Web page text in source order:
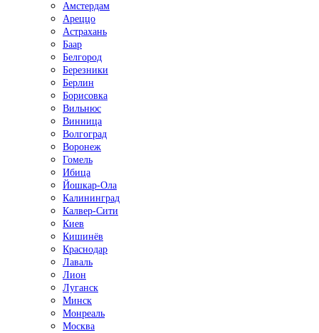
Амстердам
Ареццо
Астрахань
Баар
Белгород
Березники
Берлин
Борисовка
Вильнюс
Винница
Волгоград
Воронеж
Гомель
Ибица
Йошкар-Ола
Калининград
Калвер-Сити
Киев
Кишинёв
Краснодар
Лаваль
Лион
Луганск
Минск
Монреаль
Москва